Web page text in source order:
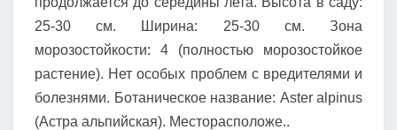
25-30 см. Ширина: 25-30 см. Зона
морозостойкости: 4 (полностью морозостойкое
растение). Нет особых проблем с вредителями и
болезнями. Ботаническое название: Aster alpinus
(Астра альпийская). Месторасположе..